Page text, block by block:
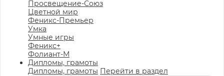
Просвещение-Союз
Цветной мир
Феникс-Премьер
Умка
Умные игры
Феникс+
Фолиант-М
Дипломы, грамоты
Дипломы, грамоты Перейти в раздел